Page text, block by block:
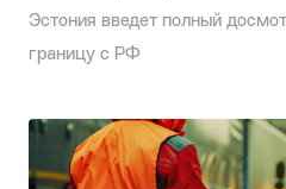
Эстония введет полный
границу с РФ